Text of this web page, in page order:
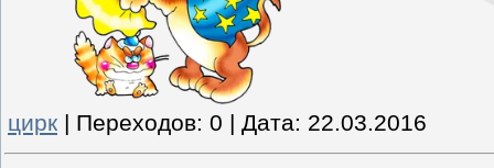
цирк | Переходов: 0 | Дата: 22.03.2016